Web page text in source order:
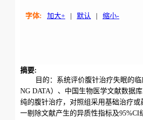
字体:
加大+ 默认 缩小-
摘要:
目的：系统评价腹针治疗失眠的
NG DATA）、中国生物医学文献数据
纯的腹针治疗，对照组采用基础治疗或
一剔除文献产生的异质性指标及